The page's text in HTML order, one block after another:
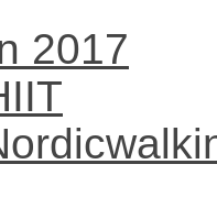
2017